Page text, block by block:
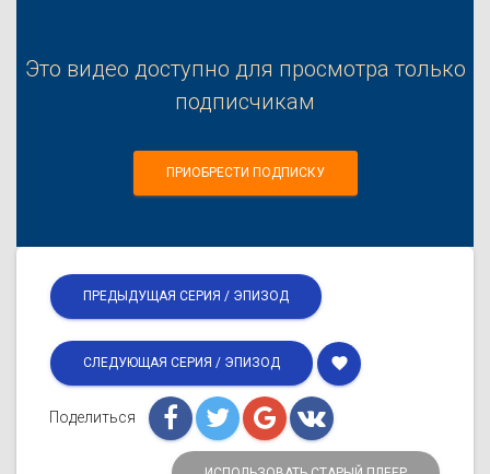
Это видео доступно для просмотра только
подписчикам
ПРИОБРЕСТИ ПОДПИСКУ
ПРЕДЫДУЩАЯ СЕРИЯ / ЭПИЗОД
СЛЕДУЮЩАЯ СЕРИЯ / ЭПИЗОД favorite
Поделиться